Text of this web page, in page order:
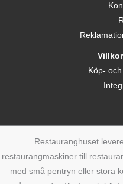
Köp-
Restauranghuset
restaurangmaskiner till
med små pentryn eller stora